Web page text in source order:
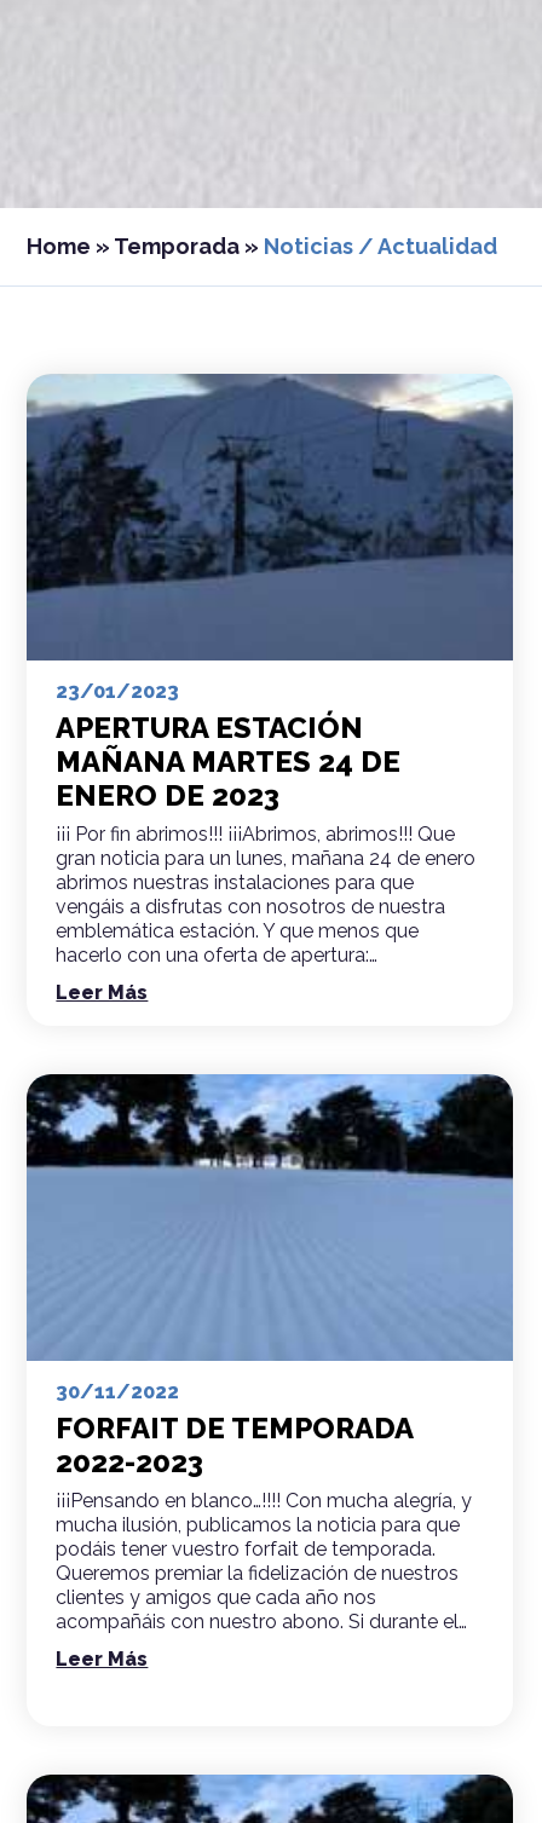
Home » Temporada » Noticias / Actualidad
23/01/2023
APERTURA ESTACIÓN
MAÑANA MARTES 24 DE
ENERO DE 2023
¡¡¡ Por fin abrimos!!! ¡¡¡Abrimos, abrimos!!! Que
gran noticia para un lunes, mañana 24 de enero
abrimos nuestras instalaciones para que
vengáis a disfrutas con nosotros de nuestra
emblemática estación. Y que menos que
hacerlo con una oferta de apertura:…
Leer Más
30/11/2022
FORFAIT DE TEMPORADA
2022-2023
¡¡¡Pensando en blanco…!!!! Con mucha alegría, y
mucha ilusión, publicamos la noticia para que
podáis tener vuestro forfait de temporada.
Queremos premiar la fidelización de nuestros
clientes y amigos que cada año nos
acompañáis con nuestro abono. Si durante el…
Leer Más